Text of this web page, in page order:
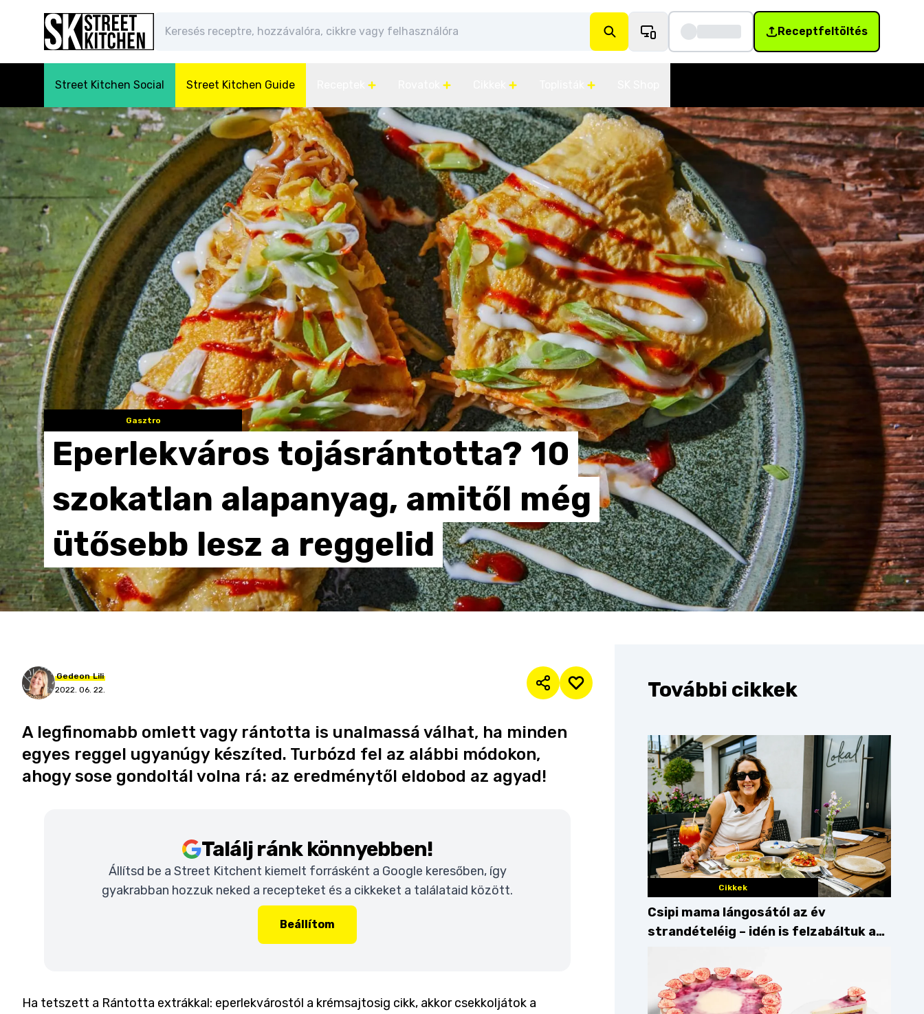
Receptfeltöltés
Street Kitchen Social Street Kitchen Guide
Gasztro
Eperlekváros tojásrántotta? 10
szokatlan alapanyag, amitől még
ütősebb lesz a reggelid
Gedeon Lili
2022. 06. 22.
A legfinomabb omlett vagy rántotta is unalmassá válhat, ha minden
egyes reggel ugyanúgy készíted. Turbózd fel az alábbi módokon,
ahogy sose gondoltál volna rá: az eredménytől eldobod az agyad!
Találj ránk könnyebben!
Állítsd be a Street Kitchent kiemelt forrásként a Google keresőben, így
gyakrabban hozzuk neked a recepteket és a cikkeket a találataid között.
Beállítom
Ha tetszett a Rántotta extrákkal: eperlekvárostól a krémsajtosig cikk, akkor csekkoljátok a
További cikkek
Cikkek
Csipi mama lángosától az év
strandételéig – idén is felzabáltuk a